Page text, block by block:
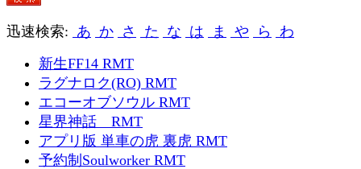
迅速検索: あ か さ た な は ま や ら わ
新生FF14 RMT
ラグナロク(RO) RMT
エコーオブソウル RMT
星界神話 RMT
アプリ版 単車の虎 裏虎 RMT
予約制Soulworker RMT